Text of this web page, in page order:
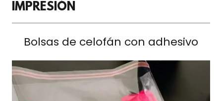
IMPRESIÓN
Bolsas de celofán con adhesivo